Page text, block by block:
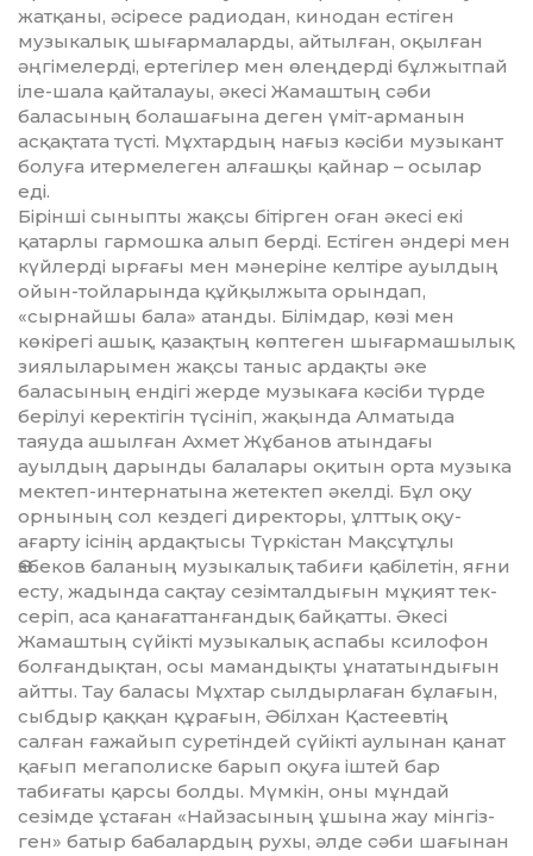
жатқаны, әсі­ресе радиодан, кинодан естіген
музыка­лық шығармаларды, айтылған, оқылған
әңгімелерді, ертегілер мен өлеңдерді бұл­жыт­пай
іле-шала қайталауы, әкесі Жа­маштың сәби
баласының болаша­ғына деген үміт-арманын
асқақтата түсті. Мұх­тардың нағыз кәсіби музыкант
болу­ға итермелеген алғашқы қайнар – осылар
еді.
Бірінші сыныпты жақсы бітірген оған әкесі екі
қатарлы гармошка алып берді. Естіген әндері мен
күйлерді ырғағы мен мәнеріне келтіре ауылдың
ойын-тойларында құйқылжыта орындап,
«сырнайшы бала» атанды. Білімдар, көзі мен
көкірегі ашық, қазақтың көптеген шығармашылық
зиялыларымен жақсы таныс ардақты әке
баласының ендігі жерде музыкаға кәсіби түрде
берілуі керектігін түсініп, жақында Ал­матыда
таяуда ашылған Ахмет Жұбанов атын­дағы
ауылдың дарынды балалары оқи­тын орта музыка
мектеп-интернатына же­тектеп әкелді. Бұл оқу
орнының сол кездегі директоры, ұлттық оқу-
ағарту ісінің ардақтысы Түркістан Мақсұтұлы
Өзбеков баланың му­зы­калық табиғи қа­білетін, яғни
есту, жадында сақтау сезім­талдығын мұқият тек­
серіп, аса қа­на­­ғат­тан­ғандық бай­қатты. Әкесі
Жамаштың сүйікті музы­калық аспабы ксилофон
бол­ған­дықтан, осы маман­дықты ұна­татындығын
айтты. Тау баласы Мұхтар сылдырлаған бұлағын,
сыб­дыр қаққан құрағын, Әбілхан Қастеевтің
салған ғажайып суретіндей сүйікті аулынан қанат
қағып мегаполис­ке барып оқуға іштей бар
табиғаты қарсы болды. Мүмкін, оны мұндай
сезімде ұс­та­ған «Найзасының ұшына жау мінгіз­
ген» батыр бабалардың рухы, әлде сәби шағынан